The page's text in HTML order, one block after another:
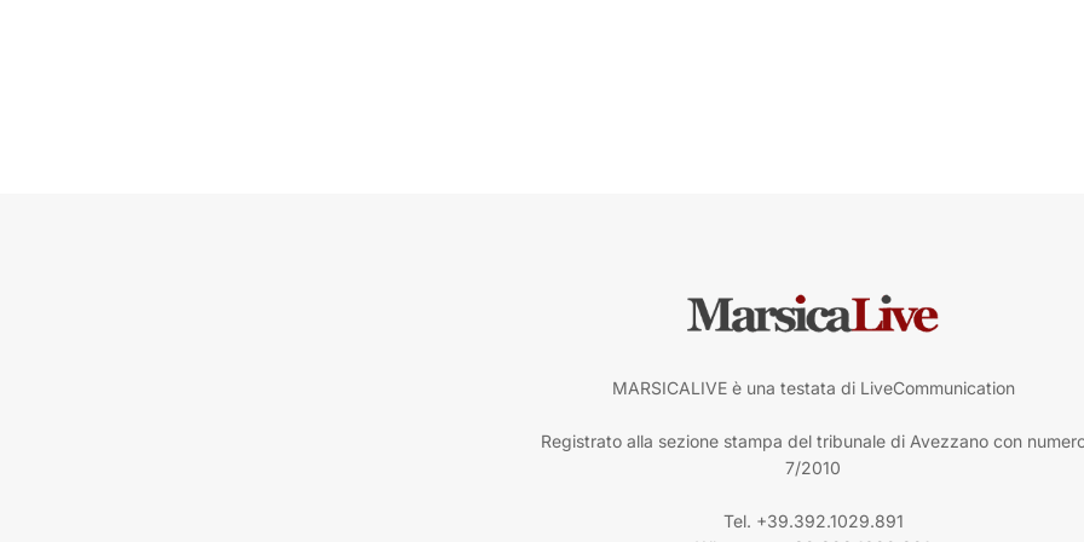
MARSICALIVE è una testata di LiveCommunication
Registrato alla sezione stampa del tribunale di Avezzano con
7/2010
Tel. +39.392.1029.891